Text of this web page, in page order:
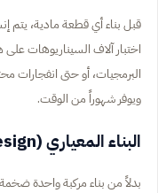
قبل بناء أي قطعة مادية، يتم
اختبار آلاف السيناريوهات
البرمجيات، أو حتى انفجارات
ويوفر شهوراً من الوقت.
البناء المعياري (Modular Design)
بدلاً من بناء مركبة واحدة